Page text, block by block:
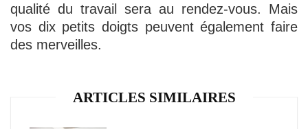
qualité du travail sera au rendez-vous. Mais
vos dix petits doigts peuvent également faire
des merveilles.
ARTICLES SIMILAIRES